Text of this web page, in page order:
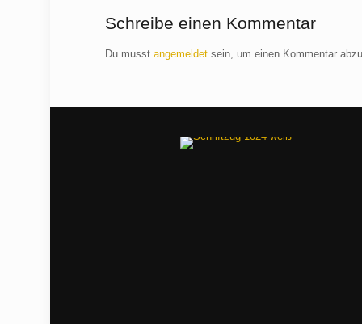
Schreibe einen Kommentar
Du musstangemeldet sein, um einen Kommentar